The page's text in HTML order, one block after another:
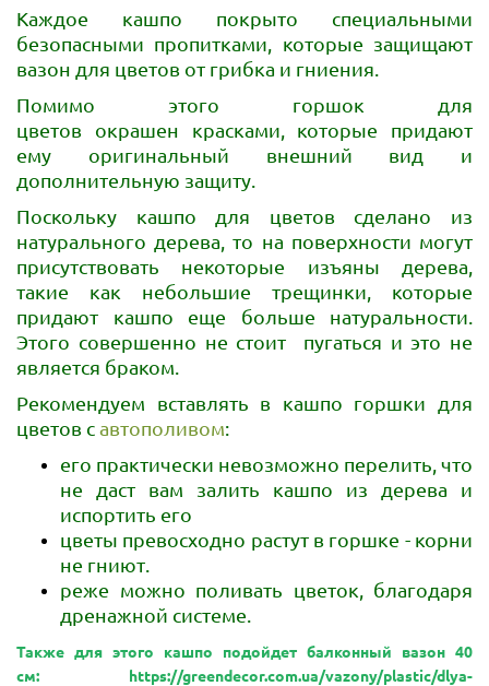
Каждое кашпо покрыто специальными
безопасными пропитками, которые защищают
вазон для цветов от грибка и гниения.
Помимо этого горшок для
цветов окрашен красками, которые придают
ему оригинальный внешний вид и
дополнительную защиту.
Поскольку кашпо для цветов сделано из
натурального дерева, то на поверхности могут
присутствовать некоторые изъяны дерева,
такие как небольшие трещинки, которые
придают кашпо еще больше натуральности.
Этого совершенно не стоит пугаться и это не
является браком.
Рекомендуем вставлять в кашпо горшки для
цветов савтополивом:
его практически невозможно перелить, что
не даст вам залить кашпо из дерева и
испортить его
цветы превосходно растут в горшке - корни
не гниют.
реже можно поливать цветок, благодаря
дренажной системе.
Также для этого кашпо подойдет балконный вазон 40
см: https://greendecor.com.ua/vazony/plastic/dlya-